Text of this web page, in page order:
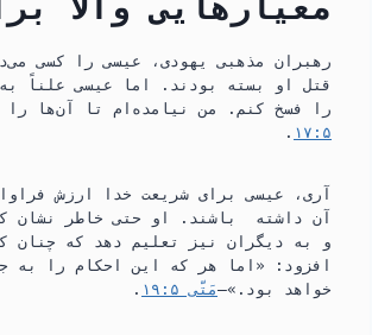
رهبران مذهبی یهودی،‏ عیسی را کسی
قتل او بسته بودند.‏ اما عیسی علناً
را فسخ کنم.‏ من نیامده‌ام تا آن‌ها
۵:‏۱۷
‏.‏
آری،‏ عیسی برای شریعت خدا ارزش
آن داشته
باشند.‏ او حتی خاطر نشان
و به دیگران نیز تعلیم دهد که چنان
افزود:‏ «اما هر که این احکام را به
خواهد بود.‏»—‏مَتّی ۵:‏۱۹ ‏.‏